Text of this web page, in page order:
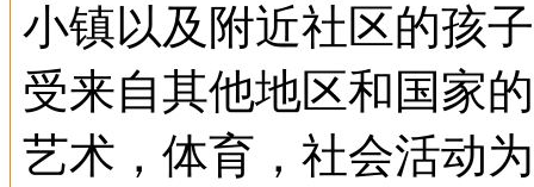
小镇以及附近社区的孩
受来自其他地区和国家
艺术，体育，社会活动